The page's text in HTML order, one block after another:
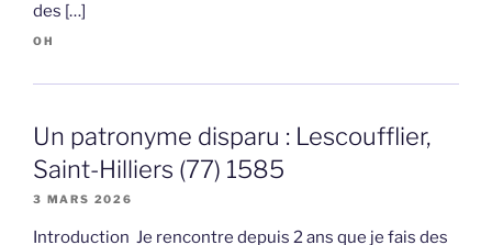
des […]
OH
Un patronyme disparu : Lescoufflier,
Saint-Hilliers (77) 1585
3 MARS 2026
Introduction Je rencontre depuis 2 ans que je fais des